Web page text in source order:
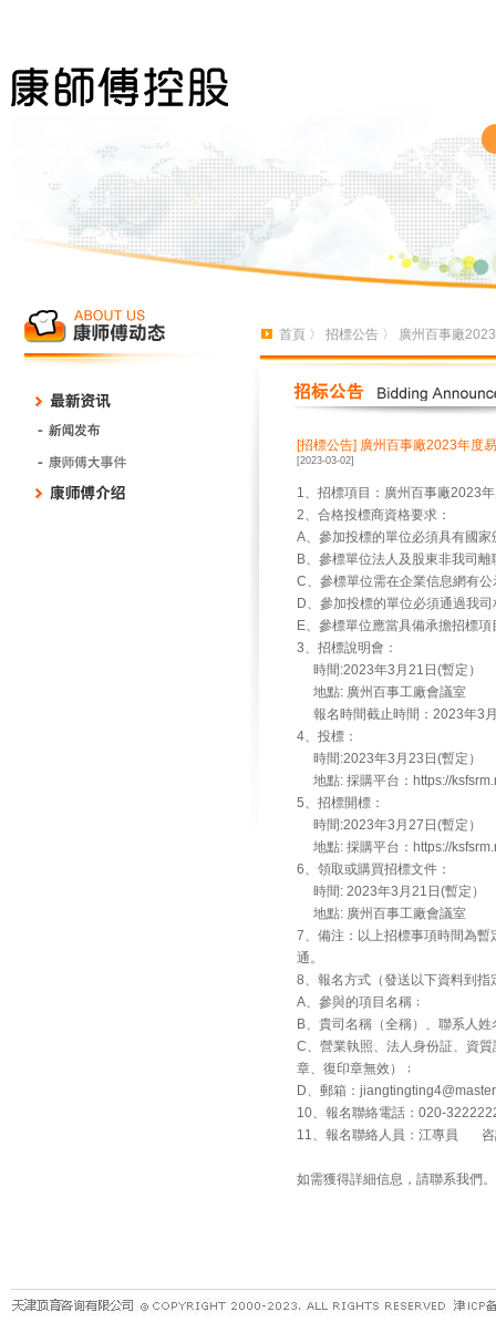
首頁 〉 招標公告 〉 廣州百事廠
[招標公告] 廣州百事廠2023年度
[2023-03-02]
1、招標項目：廣州百事廠2023
2、合格投標商資格要求：
A、參加投標的單位必須具有國
B、參標單位法人及股東非我司離
C、參標單位需在企業信息網有
D、參加投標的單位必須通過我
E、參標單位應當具備承擔招標
3、招標說明會：
時間:2023年3月21日(暫定）
地點: 廣州百事工廠會議室
報名時間截止時間：2023年3
4、投標：
時間:2023年3月23日(暫定）
地點: 採購平台：https://
5、招標開標：
時間:2023年3月27日(暫定）
地點: 採購平台：https://
6、領取或購買招標文件：
時間: 2023年3月21日(暫定）
地點: 廣州百事工廠會議室
7、備注：以上招標事項時間為
通。
8、報名方式（發送以下資料到指
A、參與的項目名稱﹔
B、貴司名稱（全稱）、聯系人
C、營業執照、法人身份証、資
章、復印章無效）﹔
D、郵箱：
10、報名聯絡電話：020-
11、報名聯絡人員：江專員 咨
如需獲得詳細信息，請聯系我們。